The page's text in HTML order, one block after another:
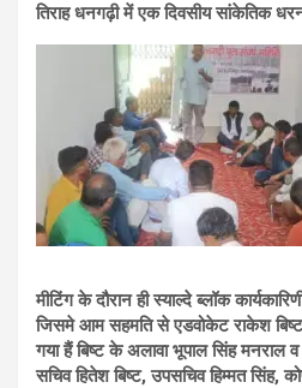
तिराह धनगढ़ी में एक दिवसीय सांकेतिक
मीटिंग के दौरान ही स्याल्दे ब्लॉक
जिसमे आम सहमति से एडवोकेट राकेश बिष्ट
गया हैं बिष्ट के अलावा भूपाल सिंह मनराल
सचिव हितेश बिष्ट, उपसचिव हिम्मत सिंह,